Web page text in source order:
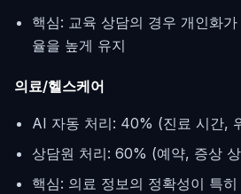
핵심: 교육 상담의 경우 개인화
율을 높게 유지
의료/헬스케어
AI 자동 처리: 40% (진료 시간,
상담원 처리: 60% (예약, 증상
핵심: 의료 정보의 정확성이 특